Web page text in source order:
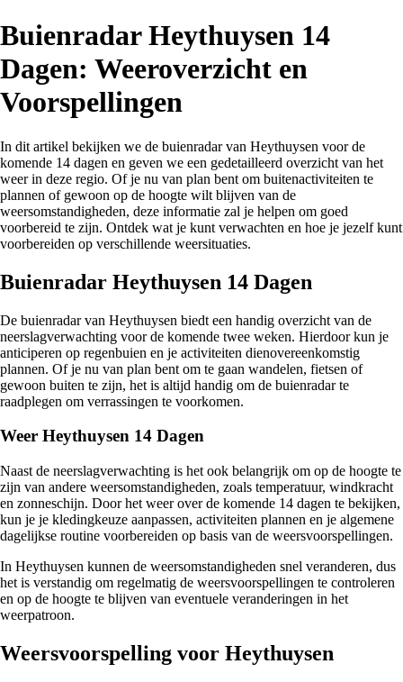
Buienradar Heythuysen 14
Dagen: Weeroverzicht en
Voorspellingen
In dit artikel bekijken we de buienradar van Heythuysen voor de
komende 14 dagen en geven we een gedetailleerd overzicht van het
weer in deze regio. Of je nu van plan bent om buitenactiviteiten te
plannen of gewoon op de hoogte wilt blijven van de
weersomstandigheden, deze informatie zal je helpen om goed
voorbereid te zijn. Ontdek wat je kunt verwachten en hoe je jezelf kunt
voorbereiden op verschillende weersituaties.
Buienradar Heythuysen 14 Dagen
De buienradar van Heythuysen biedt een handig overzicht van de
neerslagverwachting voor de komende twee weken. Hierdoor kun je
anticiperen op regenbuien en je activiteiten dienovereenkomstig
plannen. Of je nu van plan bent om te gaan wandelen, fietsen of
gewoon buiten te zijn, het is altijd handig om de buienradar te
raadplegen om verrassingen te voorkomen.
Weer Heythuysen 14 Dagen
Naast de neerslagverwachting is het ook belangrijk om op de hoogte te
zijn van andere weersomstandigheden, zoals temperatuur, windkracht
en zonneschijn. Door het weer over de komende 14 dagen te bekijken,
kun je je kledingkeuze aanpassen, activiteiten plannen en je algemene
dagelijkse routine voorbereiden op basis van de weersvoorspellingen.
In Heythuysen kunnen de weersomstandigheden snel veranderen, dus
het is verstandig om regelmatig de weersvoorspellingen te controleren
en op de hoogte te blijven van eventuele veranderingen in het
weerpatroon.
Weersvoorspelling voor Heythuysen